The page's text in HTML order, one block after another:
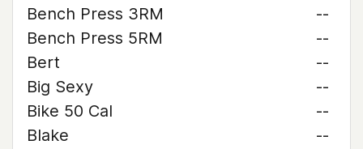
Bench Press 3RM
--
Bench Press 5RM
--
Bert
--
Big Sexy
--
Bike 50 Cal
--
Blake
--